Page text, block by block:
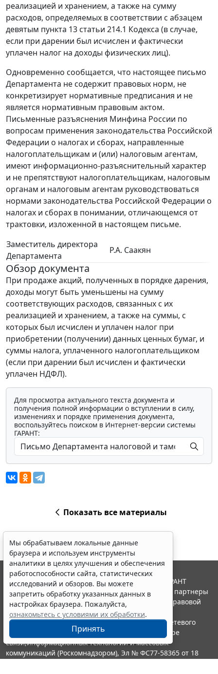
реализацией и хранением, а также на сумму
расходов, определяемых в соответствии с абзацем
девятым пункта 13 статьи 214.1 Кодекса (в случае,
если при дарении был исчислен и фактически
уплачен налог на доходы физических лиц).
Одновременно сообщается, что настоящее письмо
Департамента не содержит правовых норм, не
конкретизирует нормативные предписания и не
является нормативным правовым актом.
Письменные разъяснения Минфина России по
вопросам применения законодательства Российской
Федерации о налогах и сборах, направленные
налогоплательщикам и (или) налоговым агентам,
имеют информационно-разъяснительный характер
и не препятствуют налогоплательщикам, налоговым
органам и налоговым агентам руководствоваться
нормами законодательства Российской Федерации о
налогах и сборах в понимании, отличающемся от
трактовки, изложенной в настоящем письме.
Заместитель директора
Департамента
Р.А. Саакян
Обзор документа
При продаже акций, полученных в порядке дарения,
доходы могут быть уменьшены на сумму
соответствующих расходов, связанных с их
реализацией и хранением, а также на суммы, с
которых был исчислен и уплачен налог при
приобретении (получении) данных ценных бумаг, и
суммы налога, уплаченного налогоплательщиком
(если при дарении был исчислен и фактически
уплачен НДФЛ).
Для просмотра актуального текста документа и
получения полной информации о вступлении в силу,
изменениях и порядке применения документа,
воспользуйтесь поиском в Интернет-версии системы
ГАРАНТ:
Показать все материалы
Мы обрабатываем локальные данные
браузера и используем инструменты
аналитики в целях улучшения и обеспечения
работоспособности сайта, статистических
исследований и обзоров. Вы можете
запретить обработку указанных данных в
настройках браузера. Пожалуйста,
ознакомьтесь с условиями их обработки.
Принять
© ООО "НПП "ГАРАНТ-СЕРВИС", 2026. Система ГАРАНТ
выпускается с 1990 года. Компания "Гарант" и ее партнеры
являются участниками Российской ассоциации правовой
информации ГАРАНТ.
Портал ГАРАНТ.РУ зарегистрирован в качестве сетевого
издания Федеральной службой по надзору в сфере
связи,информационных технологий и массовых
коммуникаций (Роскомнадзором), Эл № ФС77-58365 от 18